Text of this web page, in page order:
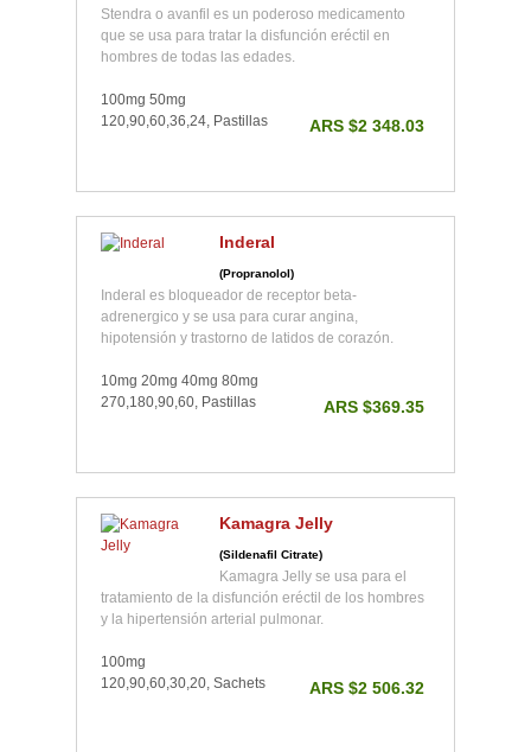
Stendra o avanfil es un poderoso medicamento
que se usa para tratar la disfunción eréctil en
hombres de todas las edades.
100mg 50mg
120,90,60,36,24, Pastillas
ARS $2 348.03
Inderal
(Propranolol)
Inderal es bloqueador de receptor beta-
adrenergico y se usa para curar angina,
hipotensión y trastorno de latidos de corazón.
10mg 20mg 40mg 80mg
270,180,90,60, Pastillas
ARS $369.35
Kamagra Jelly
(Sildenafil Citrate)
Kamagra Jelly se usa para el
tratamiento de la disfunción eréctil de los hombres
y la hipertensión arterial pulmonar.
100mg
120,90,60,30,20, Sachets
ARS $2 506.32